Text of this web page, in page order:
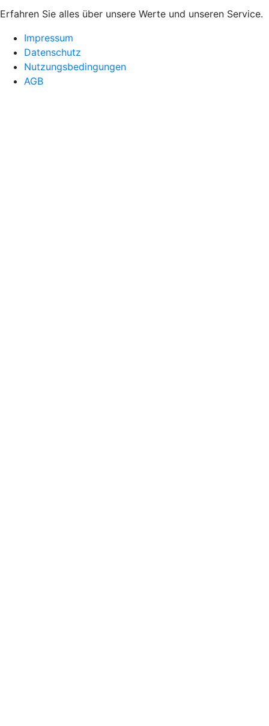
Erfahren Sie alles über unsere Werte und unseren Service.
Impressum
Datenschutz
Nutzungsbedingungen
AGB